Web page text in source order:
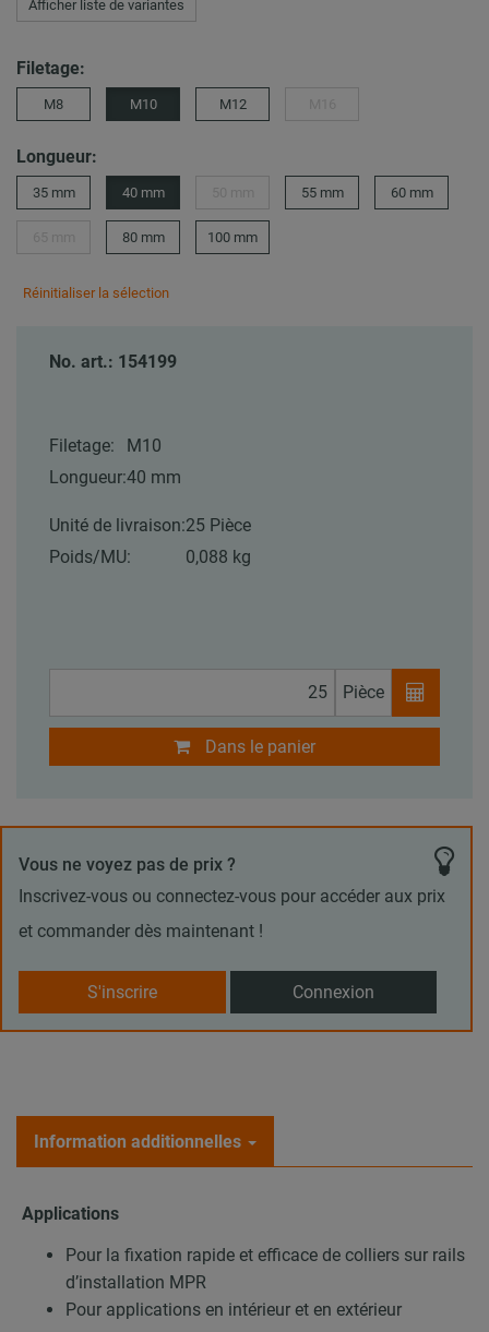
Afficher liste de variantes
Filetage:
M8 M10 M12
Longueur:
35 mm 40 mm 55 mm 60 mm
80 mm 100 mm
Réinitialiser la sélection
No. art.: 154199
Filetage:
M10
Longueur:40 mm
Unité de livraison:25 Pièce
Poids/MU:
0,088 kg
Pièce
Dans le panier
Vous ne voyez pas de prix ?
Inscrivez-vous ou connectez-vous pour accéder aux prix
et commander dès maintenant !
S'inscrire Connexion
Information additionnelles
Applications
Pour la fixation rapide et efficace de colliers sur rails
d’installation MPR
Pour applications en intérieur et en extérieur